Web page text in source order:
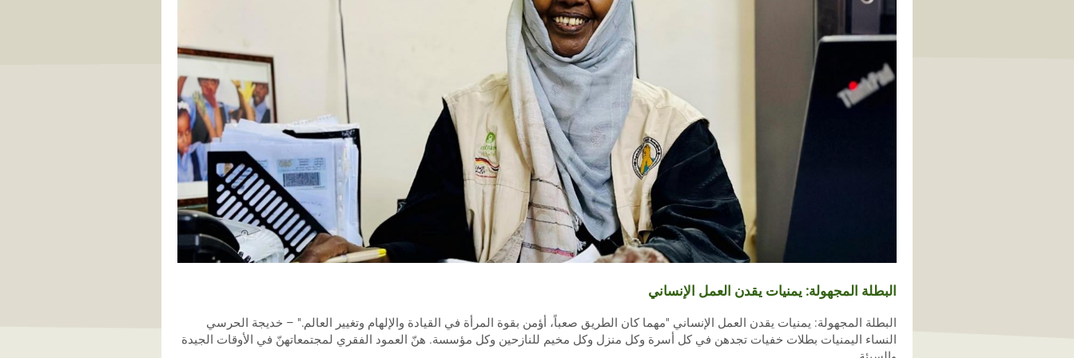
البطلة المجهولة: يمنيات يقدن العمل الإنساني
البطلة المجهولة: يمنيات يقدن العمل الإنساني "مهما كان الطريق صعباً، أؤمن بقوة المرأة في القيادة والإلهام وتغيير العالم." – خديجة الحرسي
النساء اليمنيات بطلات خفيات تجدهن في كل أسرة وكل منزل وكل مخيم للنازحين وكل مؤسسة. هنّ العمود الفقري لمجتمعاتهنّ في الأوقات الجيدة